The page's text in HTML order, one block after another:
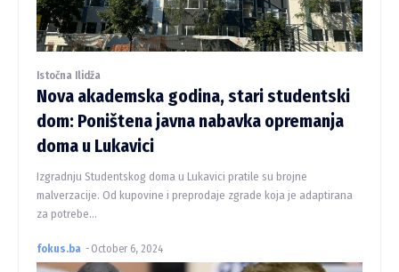
Istočna Ilidža
Nova akademska godina, stari studentski
dom: Poništena javna nabavka opremanja
doma u Lukavici
Izgradnju Studentskog doma u Lukavici pratile su brojne
malverzacije. Od kupovine i preprodaje zgrade koja je adaptirana
za potrebe...
fokus.ba - October 6, 2024